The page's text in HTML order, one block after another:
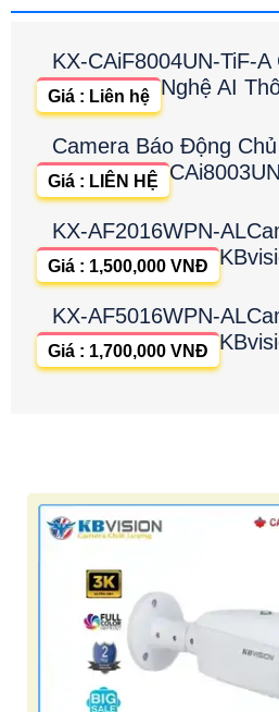
KX-CAiF8004UN-TiF-
Nghệ AI
Giá : Liên hệ
Camera Báo Động
Giá : LIÊN HỆ
KX-AF2016WPN-
Giá : 1,500,000 VNĐ
KX-AF5016WPN-
Giá : 1,700,000 VNĐ